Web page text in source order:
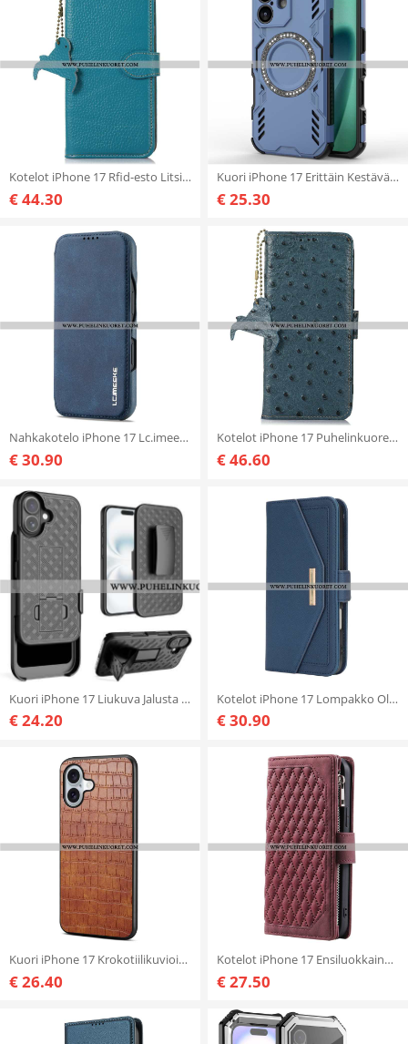
Kotelot iPhone 17 Rfid-esto Litsi-nahkaa
€ 44.30
Kuori iPhone 17 Erittäin Kestävä Magneettinen Ja Lämmönpoistokykyinen Suojakuori
€ 25.30
Nahkakotelo iPhone 17 Lc.imeeke
€ 30.90
Kotelot iPhone 17 Puhelinkuoret Rfid-esto Strutsikuvioinen Nahka
€ 46.60
Kuori iPhone 17 Liukuva Jalusta Ja Klipsi
€ 24.20
Kotelot iPhone 17 Lompakko Olkahihnalla Ja Peilillä
€ 30.90
Kuori iPhone 17 Krokotiilikuvioinen
€ 26.40
Kotelot iPhone 17 Ensiluokkainen Tikattu
€ 27.50